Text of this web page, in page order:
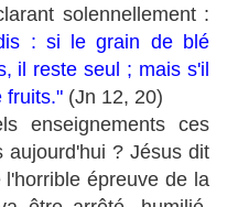
solennellement :
: si le grain de blé
il reste seul ; mais s'il
fruits." (Jn 12, 20)
enseignements ces
aujourd'hui ? Jésus dit
épreuve de la